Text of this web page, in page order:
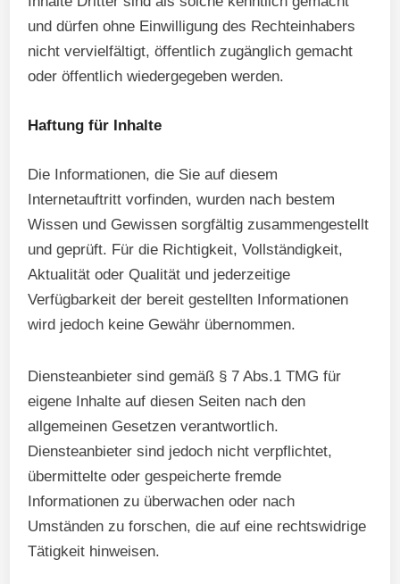
und dürfen ohne Einwilligung des Rechteinhabers
nicht vervielfältigt, öffentlich zugänglich gemacht
oder öffentlich wiedergegeben werden.
Haftung für Inhalte
Die Informationen, die Sie auf diesem
Internetauftritt vorfinden, wurden nach bestem
Wissen und Gewissen sorgfältig zusammengestellt
und geprüft. Für die Richtigkeit, Vollständigkeit,
Aktualität oder Qualität und jederzeitige
Verfügbarkeit der bereit gestellten Informationen
wird jedoch keine Gewähr übernommen.
Diensteanbieter sind gemäß § 7 Abs.1 TMG für
eigene Inhalte auf diesen Seiten nach den
allgemeinen Gesetzen verantwortlich.
Diensteanbieter sind jedoch nicht verpflichtet,
übermittelte oder gespeicherte fremde
Informationen zu überwachen oder nach
Umständen zu forschen, die auf eine rechtswidrige
Tätigkeit hinweisen.